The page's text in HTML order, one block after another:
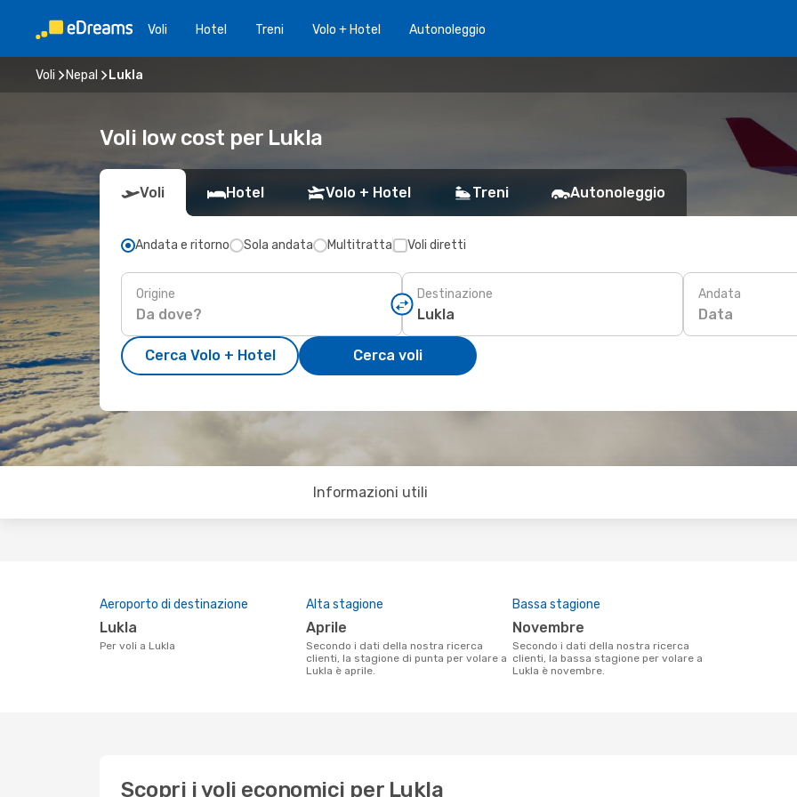
Voli Hotel Treni Volo + Hotel Autonoleggio
Voli Nepal Lukla
Voli low cost per Lukla
Voli Hotel Volo + Hotel Treni Autonoleggio
Andata e ritorno Sola andata Multitratta Voli diretti
Origine Destinazione Andata
Data
Cerca Volo + Hotel Cerca voli
Informazioni utili
Aeroporto di destinazione
Lukla
Per voli a Lukla
Alta stagione
aprile
Secondo i dati della nostra ricerca
clienti, la stagione di punta per volare a
Lukla è aprile.
Bassa stagione
novembre
Secondo i dati della nostra ricerca
clienti, la bassa stagione per volare a
Lukla è novembre.
Scopri i voli economici per Lukla